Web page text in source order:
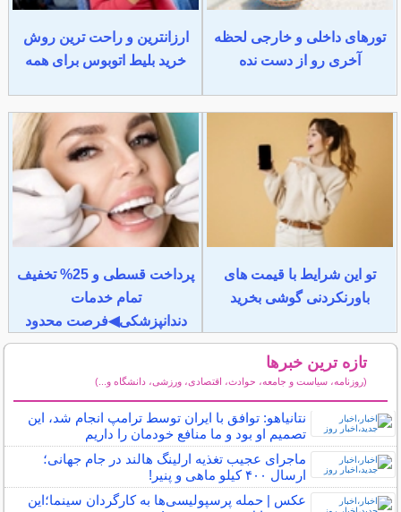
تورهای داخلی و خارجی لحظه
آخری رو از دست نده
ارزانترین و راحت ترین روش
خرید بلیط اتوبوس برای همه
تو این شرایط با قیمت های
باورنکردنی گوشی بخرید
پرداخت قسطی و 25% تخفیف
تمام خدمات
دندانپزشکی◀فرصت محدود
تازه ترین خبرها
(روزنامه، سیاست و جامعه، حوادث، اقتصادی، ورزشی، دانشگاه و...)
نتانیاهو: توافق با ایران توسط ترامپ انجام شد، این
تصمیم او بود و ما منافع خودمان را داریم
ماجرای عجیب تغذیه ارلینگ هالند در جام جهانی؛
ارسال ۴۰۰ کیلو ماهی و پنیر!
عکس | حمله پرسپولیسی‌ها به کارگردان سینما؛این